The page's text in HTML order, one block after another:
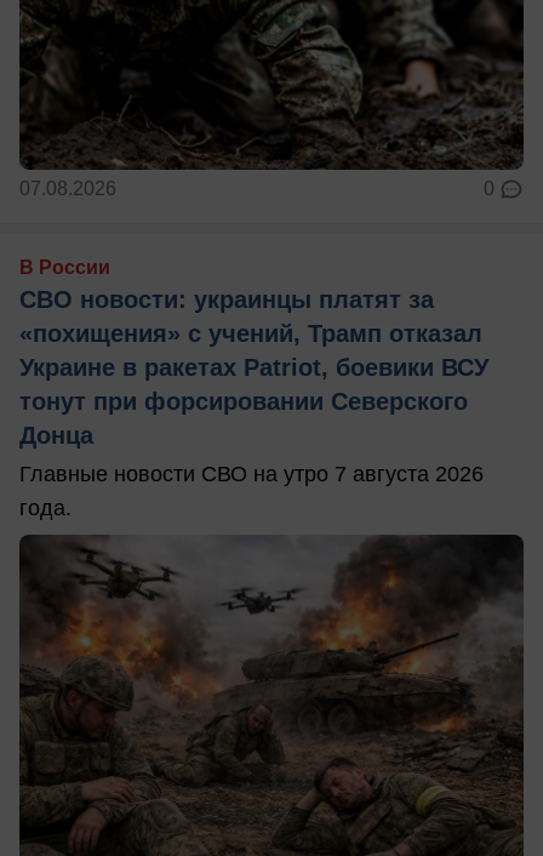
07.08.2026 0
В России
СВО новости: украинцы платят за
«похищения» с учений, Трамп отказал
Украине в ракетах Patriot, боевики ВСУ
тонут при форсировании Северского
Донца
Главные новости СВО на утро 7 августа 2026
года.